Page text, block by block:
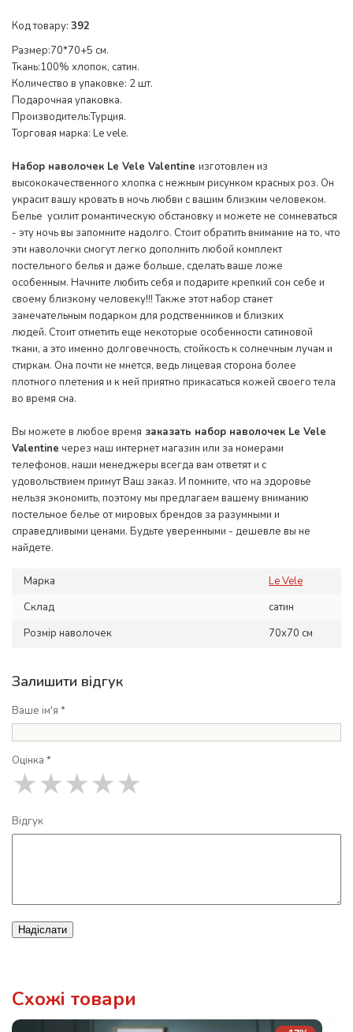
Код товару: 392
Размер:70*70+5 см.
Ткань:100% хлопок, сатин.
Количество в упаковке: 2 шт.
Подарочная упаковка.
Производитель:Турция.
Торговая марка: Le vele.
Набор наволочек Le Vele Valentine изготовлен из
высококачественного хлопка с нежным рисунком красных роз. Он
украсит вашу кровать в ночь любви с вашим близким человеком.
Белье усилит романтическую обстановку и можете не сомневаться
- эту ночь вы запомните надолго. Стоит обратить внимание на то, что
эти наволочки смогут легко дополнить любой комплект
постельного белья и даже больше, сделать ваше ложе
особенным. Начните любить себя и подарите крепкий сон себе и
своему близкому человеку!!! Также этот набор станет
замечательным подарком для родственников и близких
людей. Стоит отметить еще некоторые особенности сатиновой
ткани, а это именно долговечность, стойкость к солнечным лучам и
стиркам. Она почти не мнется, ведь лицевая сторона более
плотного плетения и к ней приятно прикасаться кожей своего тела
во время сна.
Вы можете в любое время заказать набор наволочек Le Vele
Valentine через наш интернет магазин или за номерами
телефонов, наши менеджеры всегда вам ответят и с
удовольствием примут Ваш заказ. И помните, что на здоровье
нельзя экономить, поэтому мы предлагаем вашему вниманию
постельное белье от мировых брендов за разумными и
справедливыми ценами. Будьте уверенными - дешевле вы не
найдете.
Марка
Le Vele
Склад
сатин
Розмір наволочек
70x70 см
Залишити відгук
Ваше ім'я *
Оцінка *
★
★
★
★
★
Відгук
Надіслати
Схожі товари